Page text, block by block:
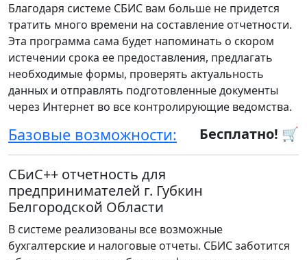
Благодаря системе СБИС вам больше не придется
тратить много времени на составление отчетности.
Эта программа сама будет напоминать о скором
истечении срока ее предоставления, предлагать
необходимые формы, проверять актуальность
данных и отправлять подготовленные документы
через Интернет во все контролирующие ведомства.
Бесплатно! 🛒
Базовые возможности:
СБиС++ отчетность для
предпринимателей г. Губкин
Белгородской Области
В системе реализованы все возможные
бухгалтерские и налоговые отчеты. СБИС заботится